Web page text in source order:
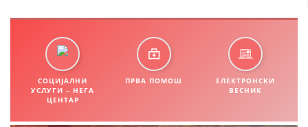
РАКОВОДЕН ОДБОР
СОБРАНИЕ
СТРУКТУРА И ОРГАНИЗАЦИОНА ПОСТАВЕНОСТ
MЕЃУНАРОДНО ХУМАНИТАРНО ПРАВО
СОЦИЈАЛНИ
УСЛУГИ – НЕГА
ЦЕНТАР
ПРВА ПОМОШ
ЕЛЕКТРОНСКИ
ВЕСНИК